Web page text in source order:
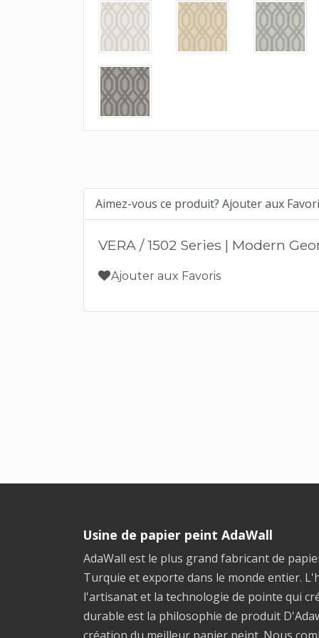
Aimez-vous ce produit? Ajouter aux
VERA / 1502 Series | Modern
Ajouter aux Favoris
Usine de papier peint AdaWall
AdaWall est le plus grand fabricant de
Turquie et exporte dans le monde entier.
l'artisanat et la technologie de pointe qui
durable est la philosophie de produit